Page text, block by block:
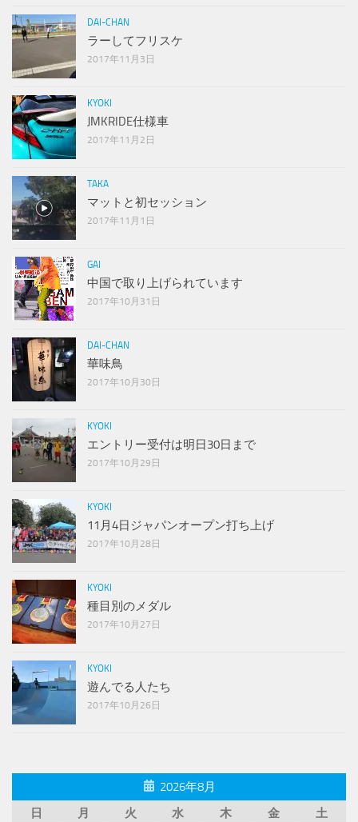
DAI-CHAN
ラーしてフリスケ
2017年11月3日
KYOKI
JMKRIDE仕様車
2017年11月2日
TAKA
マットと初セッション
2017年11月1日
GAI
中国で取り上げられています
2017年10月31日
DAI-CHAN
華味鳥
2017年10月30日
KYOKI
エントリー受付は明日30日まで
2017年10月29日
KYOKI
11月4日ジャパンオープン打ち上げ
2017年10月28日
KYOKI
種目別のメダル
2017年10月27日
KYOKI
遊んでる人たち
2017年10月26日
2026年8月
日
月 火 水 木 金
土